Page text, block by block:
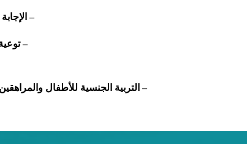
–
–
– التربية الجنسية للأطفال